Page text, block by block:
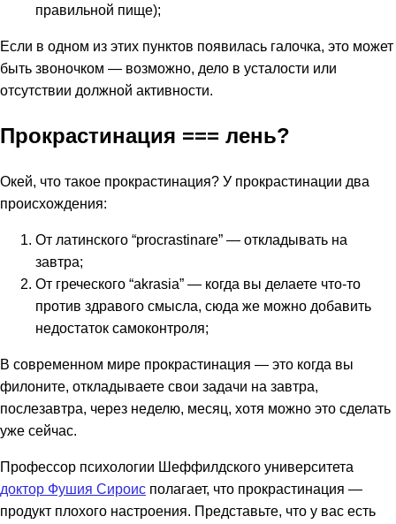
правильной пище);
Если в одном из этих пунктов появилась галочка, это может
быть звоночком — возможно, дело в усталости или
отсутствии должной активности.
Прокрастинация === лень?
Окей, что такое прокрастинация? У прокрастинации два
происхождения:
От латинского “procrastinare” — откладывать на
завтра;
От греческого “akrasia” — когда вы делаете что-то
против здравого смысла, сюда же можно добавить
недостаток самоконтроля;
В современном мире прокрастинация — это когда вы
филоните, откладываете свои задачи на завтра,
послезавтра, через неделю, месяц, хотя можно это сделать
уже сейчас.
Профессор психологии Шеффилдского университета
доктор Фушия Сироис полагает, что прокрастинация —
продукт плохого настроения. Представьте, что у вас есть